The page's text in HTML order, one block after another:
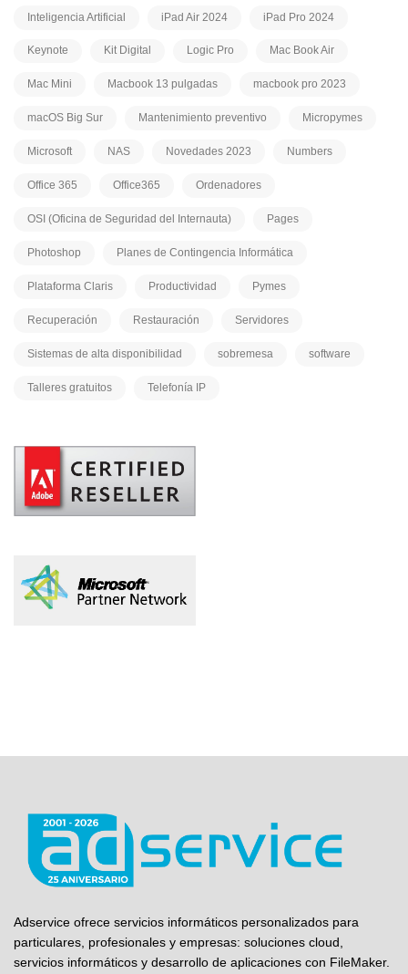
Inteligencia Artificial iPad Air 2024 iPad Pro 2024
Keynote Kit Digital Logic Pro Mac Book Air
Mac Mini Macbook 13 pulgadas macbook pro 2023
macOS Big Sur Mantenimiento preventivo Micropymes
Microsoft NAS Novedades 2023 Numbers
Office 365 Office365 Ordenadores
OSI (Oficina de Seguridad del Internauta) Pages
Photoshop Planes de Contingencia Informática
Plataforma Claris Productividad Pymes
Recuperación Restauración Servidores
Sistemas de alta disponibilidad sobremesa software
Talleres gratuitos Telefonía IP
Adservice ofrece servicios informáticos personalizados para
particulares, profesionales y empresas: soluciones cloud,
servicios informáticos y desarrollo de aplicaciones con FileMaker.